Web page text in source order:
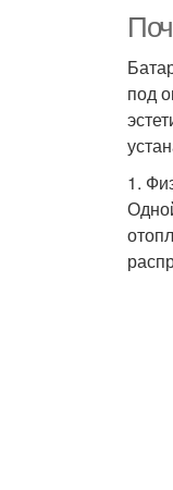
под
1.